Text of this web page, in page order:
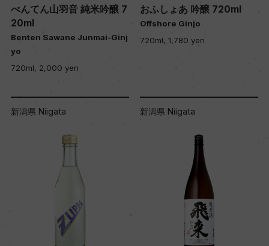
べんてん山羽音 純米吟醸 7
20ml
Benten Sawane Junmai-Ginj
yo
720ml, 2,000 yen
おふしょあ 吟醸 720ml
Offshore Ginjo
720ml, 1,780 yen
新潟県 Niigata 新潟県 Niigata